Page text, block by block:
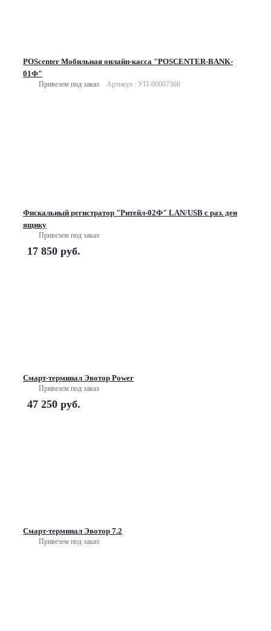
POScenter Мобильная онлайн-касса "POSCENTER-BANK-
01Ф"
Привезем под заказ Артикул : УП-00007360
Фискальный регистратор "Ритейл-02Ф" LAN/USB с раз. ден
ящику
Привезем под заказ
17 850 руб.
Смарт-терминал Эвотор Power
Привезем под заказ
47 250 руб.
Смарт-терминал Эвотор 7.2
Привезем под заказ